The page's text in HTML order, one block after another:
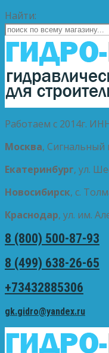
Найти:
Работаем с 2014г.
Москва, Сигнальный
Екатеринбург, ул.
Новосибирск, с.
Краснодар, ул. им.
8 (800) 500-87-93
8 (499) 638-26-65
+73432885306
gk.gidro@yandex.ru